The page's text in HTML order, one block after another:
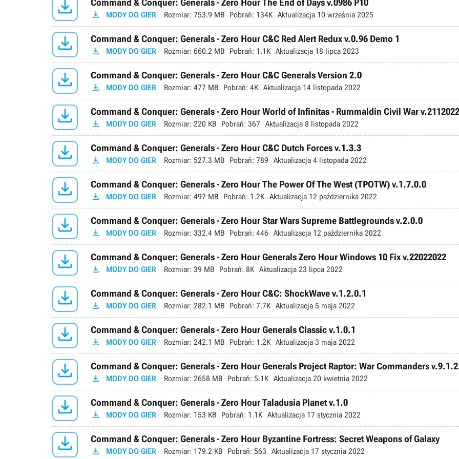
  MODY DO GIER Rozmiar: 753.9 MB Pobrań: 134K Aktualizacja 10 września 2025
 Command & Conquer: Generals - Zero Hour C&C Red Alert Redux v.0.96 Demo 1
 MODY DO GIER Rozmiar: 660.2 MB Pobrań: 1.1K Aktualizacja 18 lipca 2023
 Command & Conquer: Generals - Zero Hour C&C Generals Version 2.0
 MODY DO GIER Rozmiar: 477 MB Pobrań: 4K Aktualizacja 14 listopada 2022
 Command & Conquer: Generals - Zero Hour World of Infinitas - Rummaldin Civil War v.2112022
 MODY DO GIER Rozmiar: 220 KB Pobrań: 367 Aktualizacja 8 listopada 2022
 Command & Conquer: Generals - Zero Hour C&C Dutch Forces v.1.3.3
 MODY DO GIER Rozmiar: 527.3 MB Pobrań: 789 Aktualizacja 4 listopada 2022
 Command & Conquer: Generals - Zero Hour The Power Of The West (TPOTW) v.1.7.0.0
 MODY DO GIER Rozmiar: 497 MB Pobrań: 1.2K Aktualizacja 12 października 2022
 Command & Conquer: Generals - Zero Hour Star Wars Supreme Battlegrounds v.2.0.0
 MODY DO GIER Rozmiar: 332.4 MB Pobrań: 446 Aktualizacja 12 października 2022
 Command & Conquer: Generals - Zero Hour Generals Zero Hour Windows 10 Fix v.22022022
 MODY DO GIER Rozmiar: 39 MB Pobrań: 8K Aktualizacja 23 lipca 2022
 Command & Conquer: Generals - Zero Hour C&C: ShockWave v.1.2.0.1
 MODY DO GIER Rozmiar: 282.1 MB Pobrań: 7.7K Aktualizacja 5 maja 2022
 Command & Conquer: Generals - Zero Hour Generals Classic v.1.0.1
 MODY DO GIER Rozmiar: 242.1 MB Pobrań: 1.2K Aktualizacja 3 maja 2022
 Command & Conquer: Generals - Zero Hour Generals Project Raptor: War Commanders
 MODY DO GIER Rozmiar: 2658 MB Pobrań: 5.1K Aktualizacja 20 kwietnia 2022
 Command & Conquer: Generals - Zero Hour Taladusia Planet v.1.0
 MODY DO GIER Rozmiar: 153 KB Pobrań: 1.1K Aktualizacja 17 stycznia 2022
 Command & Conquer: Generals - Zero Hour Byzantine Fortress: Secret Weapons of Galaxy
 MODY DO GIER Rozmiar: 179.2 KB Pobrań: 563 Aktualizacja 17 stycznia 2022